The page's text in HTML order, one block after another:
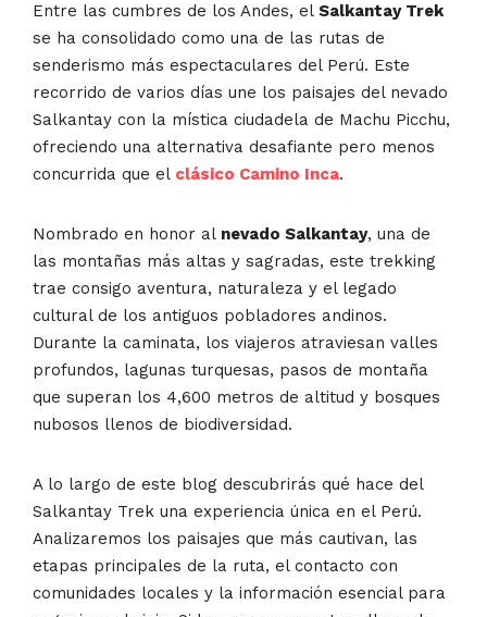
Entre las cumbres de los Andes, el Salkantay Trek
se ha consolidado como una de las rutas de
senderismo más espectaculares del Perú. Este
recorrido de varios días une los paisajes del nevado
Salkantay con la mística ciudadela de Machu Picchu,
ofreciendo una alternativa desafiante pero menos
concurrida que el clásico Camino Inca.
Nombrado en honor al nevado Salkantay, una de
las montañas más altas y sagradas, este trekking
trae consigo aventura, naturaleza y el legado
cultural de los antiguos pobladores andinos.
Durante la caminata, los viajeros atraviesan valles
profundos, lagunas turquesas, pasos de montaña
que superan los 4,600 metros de altitud y bosques
nubosos llenos de biodiversidad.
A lo largo de este blog descubrirás qué hace del
Salkantay Trek una experiencia única en el Perú.
Analizaremos los paisajes que más cautivan, las
etapas principales de la ruta, el contacto con
comunidades locales y la información esencial para